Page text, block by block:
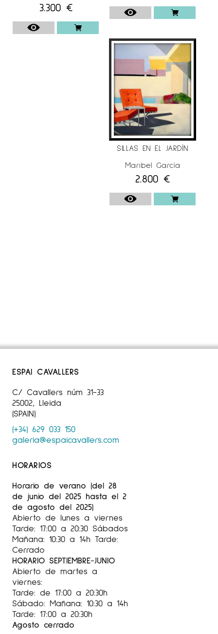
3.300 €
SILLAS EN EL JARDÍN
Maribel García
2.800 €
ESPAI CAVALLERS
C/ Cavallers núm 31-33
25002, Lleida
(SPAIN)
(+34) 629 033 150
galeria@espaicavallers.com
HORARIOS
Horario de verano (del 28
de junio del 2025 hasta el 2
de agosto del 2025)
Abierto de lunes a viernes
Tarde: 17:00 a 20:30 Sábados
Mañana: 10:30 a 14h Tarde:
Cerrado
HORARIO SEPTIEMBRE-JUNIO
Abierto de martes a
viernes:
Tarde: de 17:00 a 20:30h
Sábado: Mañana: 10:30 a 14h
Tarde: 17:00 a 20:30h
Agosto cerrado